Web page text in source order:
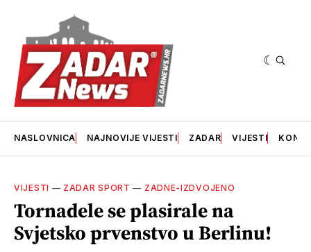
NASLOVNICA NAJNOVIJE VIJESTI ZADAR VIJESTI
VIJESTI — ZADAR SPORT — ZADNE-IZDVOJENO
Tornadele se plasirale na
Svjetsko prvenstvo u Berlinu!